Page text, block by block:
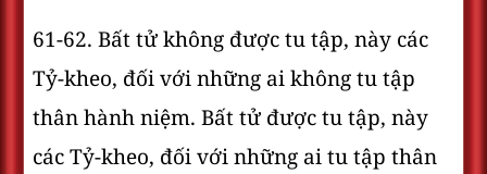
61-62. Bất tử không được tu tập, này các
Tỷ-kheo, đối với những ai không tu tập
thân hành niệm. Bất tử được tu tập, này
các Tỷ-kheo, đối với những ai tu tập thân